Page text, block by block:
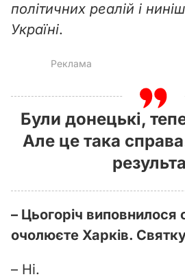
політичних реалій і
Україні.
Були донецькі,
Але це така
– Цьогоріч виповнилося
очолюєте Харків.
– Ні.